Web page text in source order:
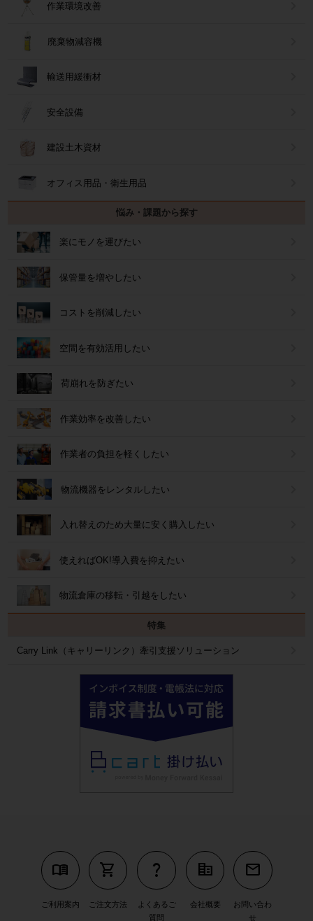
作業環境改善
廃棄物減容機
輸送用緩衝材
安全設備
建設土木資材
オフィス用品・衛生用品
悩み・課題から探す
楽にモノを運びたい
保管量を増やしたい
コストを削減したい
空間を有効活用したい
荷崩れを防ぎたい
作業効率を改善したい
作業者の負担を軽くしたい
物流機器をレンタルしたい
入れ替えのため大量に安く購入したい
使えればOK!導入費を抑えたい
物流倉庫の移転・引越をしたい
特集
Carry Link（キャリーリンク）牽引支援ソリューション
menu_book
ご利用案内
shopping_cart
ご注文方法
question_mark
よくあるご
質問
corporate_fare
会社概要
mail
お問い合わ
せ